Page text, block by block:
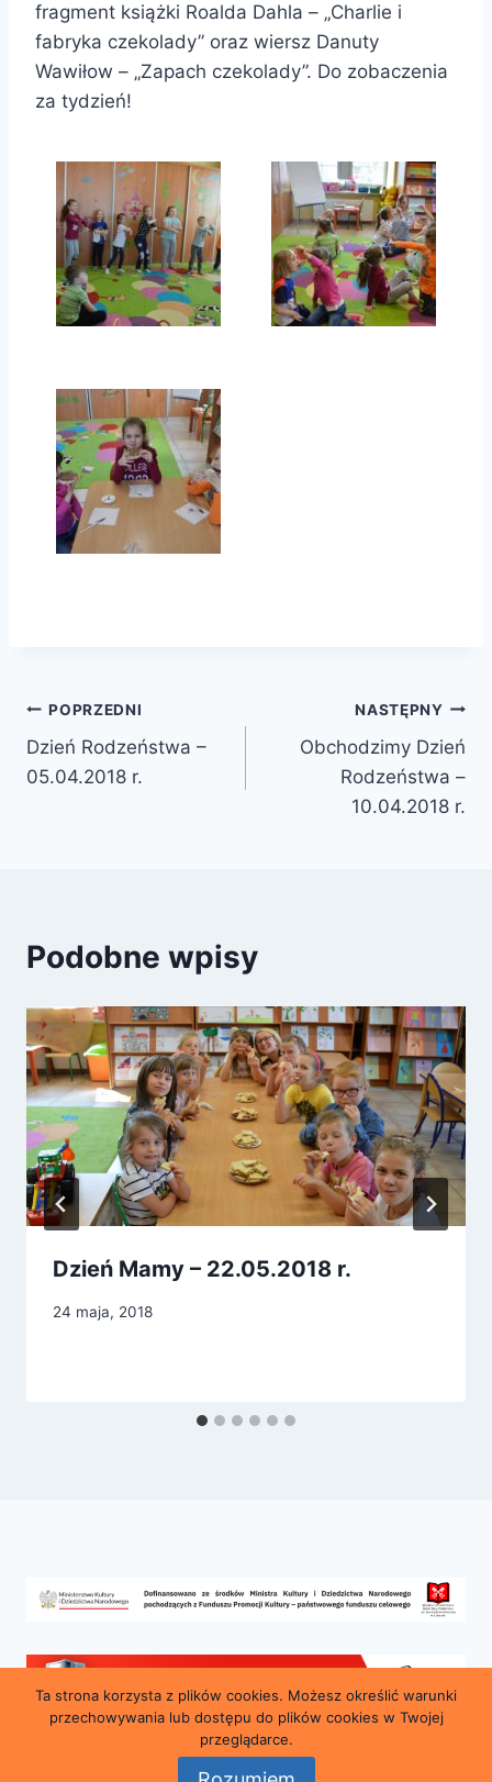
fragment książki Roalda Dahla – „Charlie i
fabryka czekolady” oraz wiersz Danuty
Wawiłow – „Zapach czekolady”. Do zobaczenia
za tydzień!
Nawigacja
wpisu
POPRZEDNI
Dzień Rodzeństwa –
05.04.2018 r.
NASTĘPNY
Obchodzimy Dzień
Rodzeństwa –
10.04.2018 r.
Podobne wpisy
Dzień Mamy – 22.05.2018 r.
24 maja, 2018
Ta strona korzysta z plików cookies. Możesz określić warunki
przechowywania lub dostępu do plików cookies w Twojej
przeglądarce.